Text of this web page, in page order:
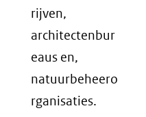
rijven,
architectenbur
eaus en,
natuurbeheero
rganisaties.